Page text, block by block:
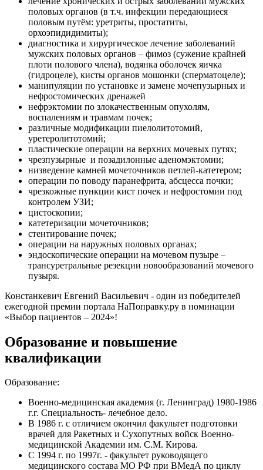
половых органов (в т.ч. инфекции передающиеся
половым путём: уретриты, простатиты,
орхоэпидидимиты);
диагностика и хирургическое лечение заболеваний
мужских половых органов – фимоз (сужение крайней
плоти полового члена), водянка оболочек яичка
(гидроцеле), кисты органов мошонки (сперматоцеле);
манипуляции по установке и замене мочепузырных и
нефростомических дренажей
нефрэктомии по злокачественным опухолям,
воспалениям и травмам почек;
различные модификации пиелолитотомий,
уретеролитотомий;
пластические операции на верхних мочевых путях;
чрезпузырные и позадилонные аденомэктомии;
низведение камней мочеточников петлей-катетером;
операции по поводу паранефрита, абсцесса почки;
чрезкожные пункции кист почек и нефростомии под
контролем УЗИ;
цистоскопии;
катетеризации мочеточников;
стентирование почек;
операции на наружных половых органах;
эндоскопические операции на мочевом пузыре –
трансуретральные резекции новообразований мочевого
пузыря.
Констанкевич Евгений Васильевич - один из победителей
ежегодной премии портала НаПоправку.ру в номинации
«Выбор пациентов – 2024»!
Образование и повышение
квалификации
Образование:
Военно-медицинская академия (г. Ленинград) 1980-1986
г.г. Специальность- лечебное дело.
В 1986 г. с отличием окончил факультет подготовки
врачей для Ракетных и Сухопутных войск Военно-
медицинской Академии им. С.М. Кирова.
С 1994 г. по 1997г. - факультет руководящего
медицинского состава МО РФ при ВМедА по циклу